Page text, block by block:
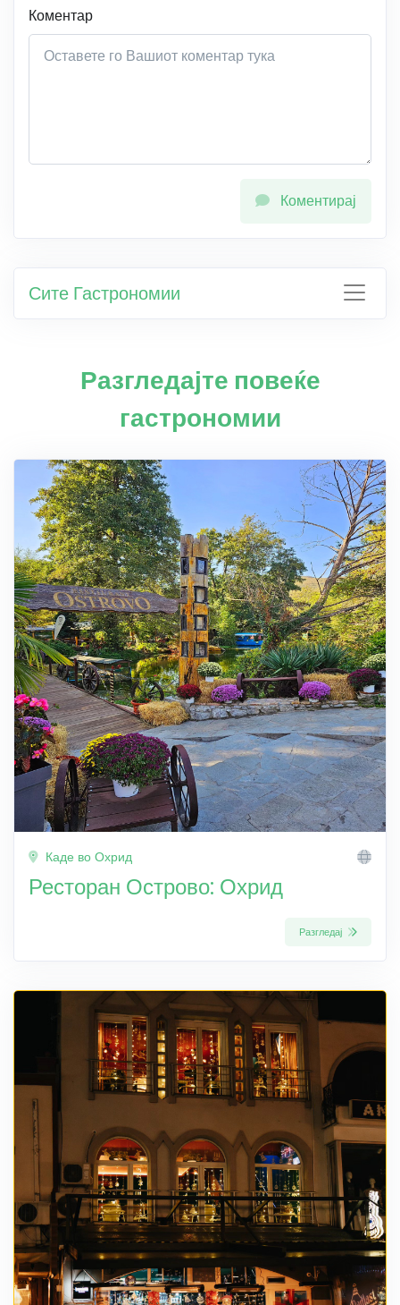
Коментар
Коментирај
Сите Гастрономии
Разгледајте повеќе
гастрономии
Каде во Охрид
Ресторан Острово: Охрид
Разгледај